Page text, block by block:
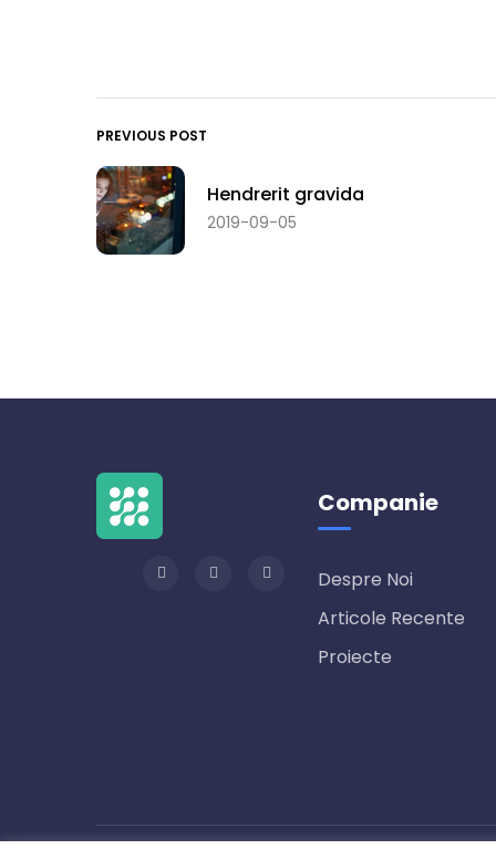
PREVIOUS POST
Hendrerit gravida
2019-09-05
Companie
Despre Noi
Articole Recente
Proiecte